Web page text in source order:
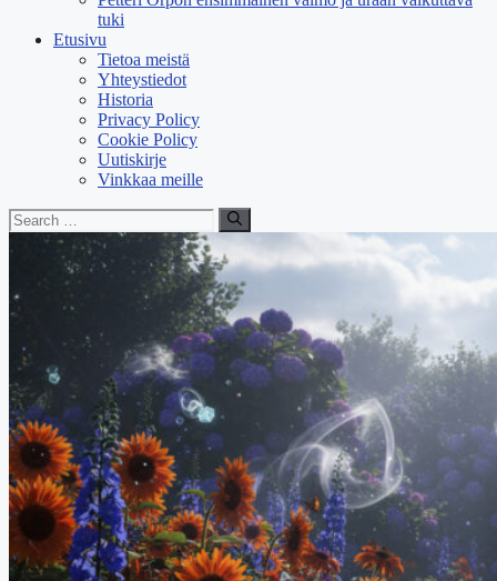
tuki
Etusivu
Tietoa meistä
Yhteystiedot
Historia
Privacy Policy
Cookie Policy
Uutiskirje
Vinkkaa meille
Search
for: